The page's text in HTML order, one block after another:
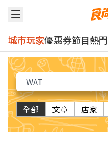
城市玩家優惠券節目熱門
全部 文章 店家